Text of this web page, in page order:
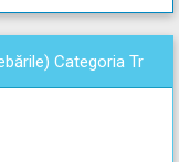
Categoria Tr